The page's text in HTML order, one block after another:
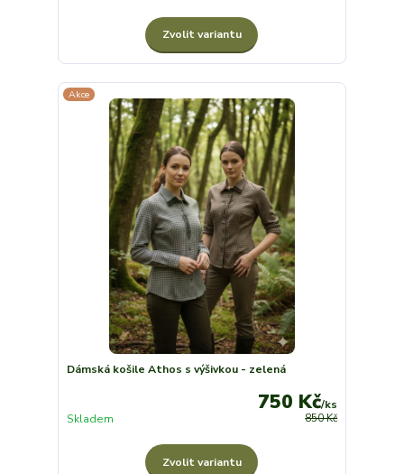
Zvolit variantu
Akce
Dámská košile Athos s výšivkou - zelená
850 Kč
750 Kč/ks
Skladem
Zvolit variantu